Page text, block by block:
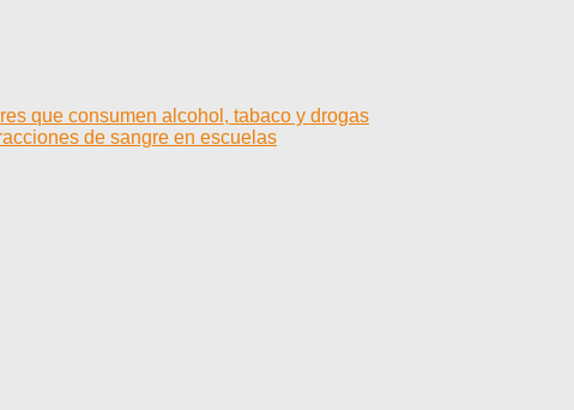
que consumen alcohol, tabaco y drogas
de sangre en escuelas